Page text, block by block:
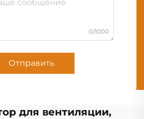
0/1000
Отправить
для вентиляции,